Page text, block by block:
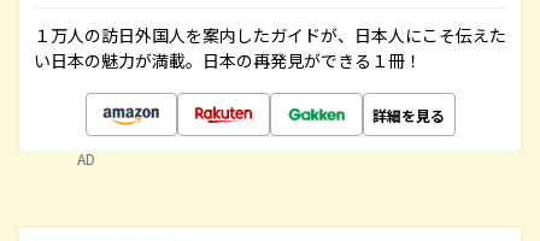
１万人の訪日外国人を案内したガイドが、日本人にこそ伝えた
い日本の魅力が満載。日本の再発見ができる１冊！
詳細を見る
AD